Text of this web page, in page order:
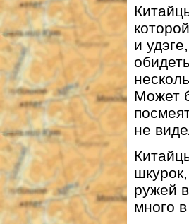
и
Может
не
ружей
много